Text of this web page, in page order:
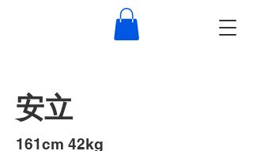
安立
​161cm 42kg